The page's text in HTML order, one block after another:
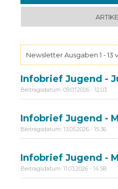
Newsletter Ausgaben 1 - 13
Infobrief Jugend -
Beitragsdatum: 09.07.2026 - 12:03
Infobrief Jugend -
Beitragsdatum: 13.05.2026 - 15:36
Infobrief Jugend -
Beitragsdatum: 11.03.2026 - 14:58